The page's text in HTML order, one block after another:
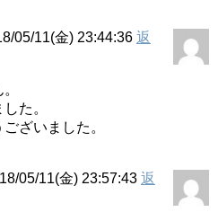
05/11(金) 23:44:36 返
た。
ざいました。
05/11(金) 23:57:43 返